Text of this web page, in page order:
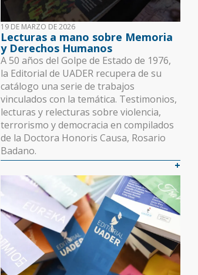
s
u
a
r
i
o
19 DE MARZO DE 2026
Lecturas a mano sobre Memoria
y Derechos Humanos
A 50 años del Golpe de Estado de 1976,
la Editorial de UADER recupera de su
catálogo una serie de trabajos
vinculados con la temática. Testimonios,
lecturas y relecturas sobre violencia,
terrorismo y democracia en compilados
de la Doctora Honoris Causa, Rosario
Badano.